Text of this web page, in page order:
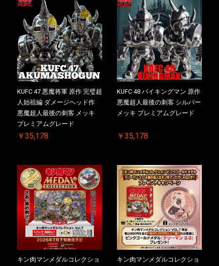
KUFC 47 悪魔将軍 原作 完璧超
人始祖編 ダメージヘッド作
悪魔超人最後の刺客 メッキ
プレミアムグレード
￥35,178
KUFC 48 バイキングマン 原作
悪魔超人最後の刺客 シルバー
メッキ プレミアムグレード
￥35,178
キン肉マンメダルコレクショ
キン肉マンメダルコレクショ